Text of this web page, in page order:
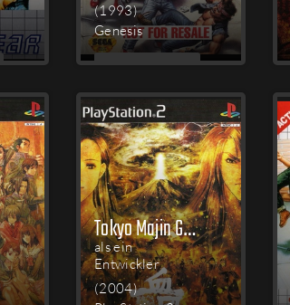
(1993)
Genesis
MEHR
Tokyo Majin Gakuen Gehōchō: Keppūroku
als ein
Entwickler
(2004)